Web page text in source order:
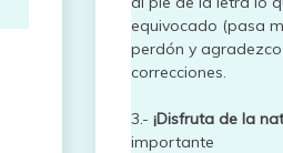
equivocado (pasa
perdón y
correcciones.
3.- ¡Disfruta de la
importante